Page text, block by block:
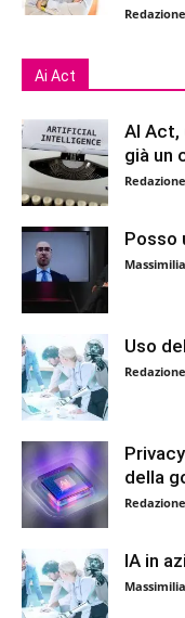
Ai Act
AI Act,
già un
Posso
Uso
della
IA in